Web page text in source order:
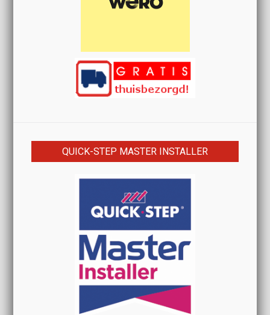
QUICK-STEP MASTER INSTALLER